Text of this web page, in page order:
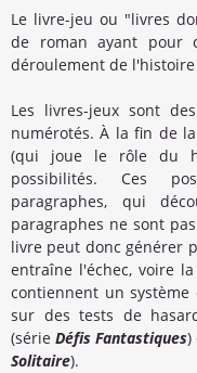
Le livre-jeu ou "livres
de roman ayant pour
déroulement de
Les livres-jeux sont
numérotés. À la fin de
(qui joue le rôle du
possibilités. Ces
paragraphes, qui
paragraphes ne sont
livre peut donc générer
entraîne l'échec, voire
contiennent un
sur des tests de
(sérieDéfis Fantastiques)
Solitaire).